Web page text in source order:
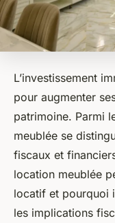
L’investissement
pour augmenter
patrimoine. Parmi
meublée se
fiscaux et
location meublée
locatif et pourquoi
les implications